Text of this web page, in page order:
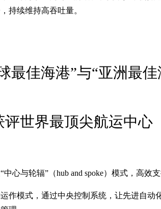
持续维持高吞吐量。
最佳海港”与“亚洲最
评世界最顶尖航运中心
心与轮辐”（hub and spoke）模式，高
作模式，通过中央控制系统，让先进自动